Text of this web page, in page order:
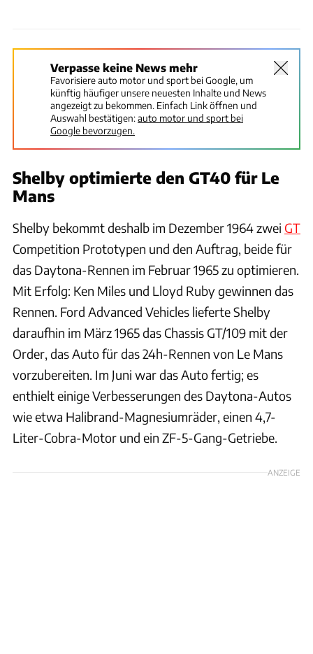
Verpasse keine News mehr
Favorisiere auto motor und sport bei Google, um
künftig häufiger unsere neuesten Inhalte und News
angezeigt zu bekommen. Einfach Link öffnen und
Auswahl bestätigen:auto motor und sport bei
Google bevorzugen.
Shelby optimierte den GT40 für Le
Mans
Shelby bekommt deshalb im Dezember 1964 zwei GT
Competition Prototypen und den Auftrag, beide für
das Daytona-Rennen im Februar 1965 zu optimieren.
Mit Erfolg: Ken Miles und Lloyd Ruby gewinnen das
Rennen. Ford Advanced Vehicles lieferte Shelby
daraufhin im März 1965 das Chassis GT/109 mit der
Order, das Auto für das 24h-Rennen von Le Mans
vorzubereiten. Im Juni war das Auto fertig; es
enthielt einige Verbesserungen des Daytona-Autos
wie etwa Halibrand-Magnesiumräder, einen 4,7-
Liter-Cobra-Motor und ein ZF-5-Gang-Getriebe.
ANZEIGE